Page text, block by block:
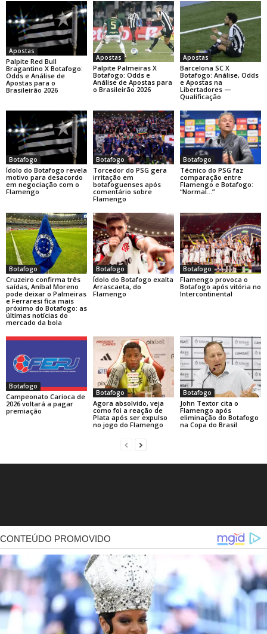
Apostas
Palpite Red Bull
Bragantino X Botafogo:
Odds e Análise de
Apostas para o
Brasileirão 2026
Apostas
Palpite Palmeiras X
Botafogo: Odds e
Análise de Apostas para
o Brasileirão 2026
Apostas
Barcelona SC X
Botafogo: Análise, Odds
e Apostas na
Libertadores —
Qualificação
Botafogo
Ídolo do Botafogo revela
motivo para desacordo
em negociação com o
Flamengo
Botafogo
Torcedor do PSG gera
irritação em
botafoguenses após
comentário sobre
Flamengo
Botafogo
Técnico do PSG faz
comparação entre
Flamengo e Botafogo:
“Normal…”
Botafogo
Cruzeiro confirma três
saídas, Aníbal Moreno
pode deixar o Palmeiras
e Ferraresi fica mais
próximo do Botafogo: as
últimas notícias do
mercado da bola
Botafogo
Ídolo do Botafogo exalta
Arrascaeta, do
Flamengo
Botafogo
Flamengo provoca o
Botafogo após vitória no
Intercontinental
Botafogo
Campeonato Carioca de
2026 voltará a pagar
premiação
Botafogo
Agora absolvido, veja
como foi a reação de
Plata após ser expulso
no jogo do Flamengo
Botafogo
John Textor cita o
Flamengo após
eliminação do Botafogo
na Copa do Brasil